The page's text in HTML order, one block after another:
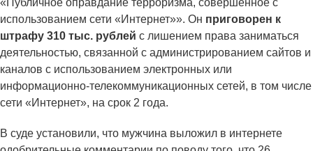
«Публичное оправдание терроризма, совершенное с
использованием сети «Интернет»». Он приговорен к
штрафу 310 тыс. рублей с лишением права заниматься
деятельностью, связанной с администрированием сайтов и
каналов с использованием электронных или
информационно-телекоммуникационных сетей, в том числе
сети «Интернет», на срок 2 года.
В суде установили, что мужчина выложил в интернете